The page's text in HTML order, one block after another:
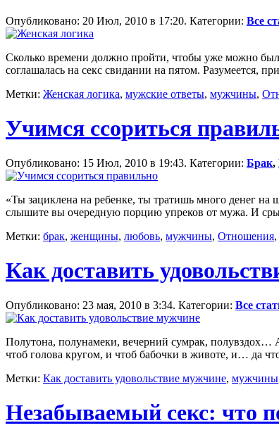
Опубликовано: 20 Июл, 2010 в 17:20. Категории: Все
Сколько времени должно пройти, чтобы уже можно
соглашалась на секс свида­нии на пятом. Разуме­ется,
Метки: Женская логика, мужские ответы, мужчины,
Учимся ссориться
Опубликовано: 15 Июл, 2010 в 19:43. Категории: Брак,
«Ты зациклена на ребенке, ты тратишь много денег
слышите вы очередную порцию упреков от мужа. И
Метки: брак, женщины, любовь, мужчины, Отношения,
Как доставить
Опубликовано: 23 мая, 2010 в 3:34. Категории: Все
Полутона, полунамеки, вечерний сумрак, полувздох… А
чтоб голова кругом, и чтоб бабочки в животе, и… да
Метки: Как доставить удовольствие мужчине, мужчины
Незабываемый секс: что